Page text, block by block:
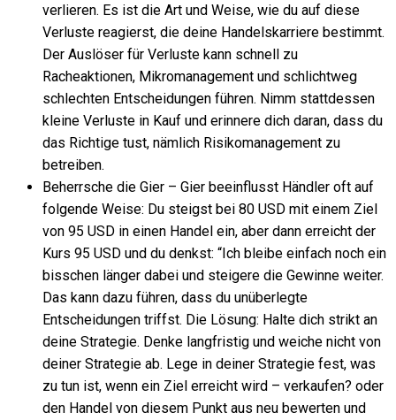
verlieren. Es ist die Art und Weise, wie du auf diese
Verluste reagierst, die deine Handelskarriere bestimmt.
Der Auslöser für Verluste kann schnell zu
Racheaktionen, Mikromanagement und schlichtweg
schlechten Entscheidungen führen. Nimm stattdessen
kleine Verluste in Kauf und erinnere dich daran, dass du
das Richtige tust, nämlich Risikomanagement zu
betreiben.
Beherrsche die Gier – Gier beeinflusst Händler oft auf
folgende Weise: Du steigst bei 80 USD mit einem Ziel
von 95 USD in einen Handel ein, aber dann erreicht der
Kurs 95 USD und du denkst: “Ich bleibe einfach noch ein
bisschen länger dabei und steigere die Gewinne weiter.
Das kann dazu führen, dass du unüberlegte
Entscheidungen triffst. Die Lösung: Halte dich strikt an
deine Strategie. Denke langfristig und weiche nicht von
deiner Strategie ab. Lege in deiner Strategie fest, was
zu tun ist, wenn ein Ziel erreicht wird – verkaufen? oder
den Handel von diesem Punkt aus neu bewerten und